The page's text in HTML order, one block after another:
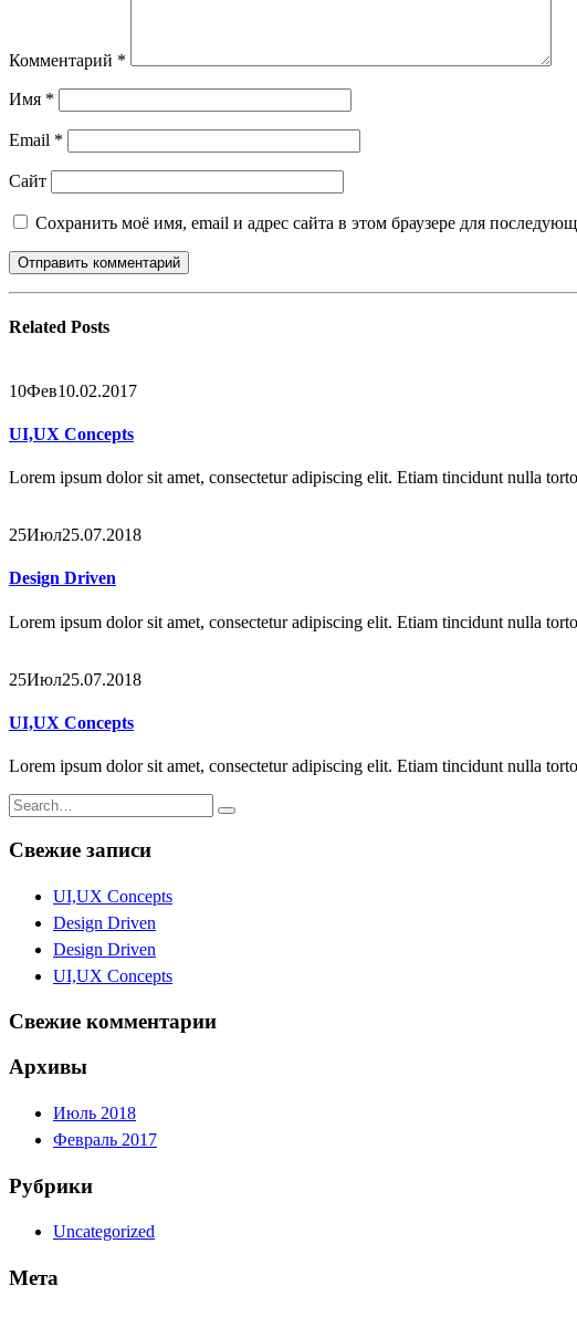
Комментарий *
Имя *
Email *
Сайт
Сохранить моё имя, email и адрес сайта в этом браузере для
Related Posts
10Фев10.02.2017
UI,UX Concepts
Lorem ipsum dolor sit amet, consectetur adipiscing elit. Etiam tincidunt nulla
25Июл25.07.2018
Design Driven
Lorem ipsum dolor sit amet, consectetur adipiscing elit. Etiam tincidunt nulla
25Июл25.07.2018
UI,UX Concepts
Lorem ipsum dolor sit amet, consectetur adipiscing elit. Etiam tincidunt nulla
Свежие записи
UI,UX Concepts
Design Driven
Design Driven
UI,UX Concepts
Свежие комментарии
Архивы
Июль 2018
Февраль 2017
Рубрики
Uncategorized
Мета